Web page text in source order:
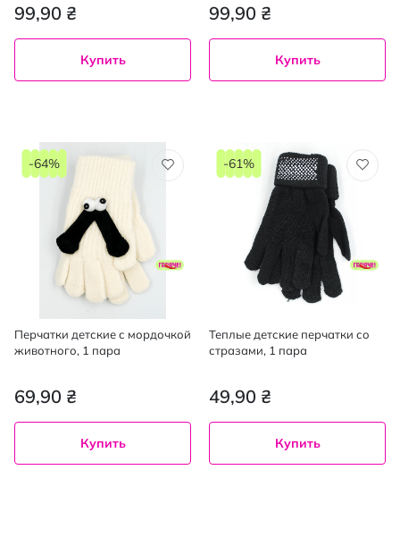
99,90 ₴
Купить
99,90 ₴
Купить
Перчатки детские с мордочкой
животного, 1 пара
69,90 ₴
-64%
Купить
Теплые детские перчатки со
стразами, 1 пара
49,90 ₴
-61%
Купить